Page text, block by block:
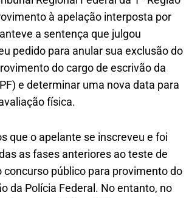
à apelação interposta por
a sentença que julgou
pedido para anular sua exclusão do
do cargo de escrivão da
e determinar uma nova data para
física.
que o apelante se inscreveu e foi
as fases anteriores ao teste de
concurso público para provimento do
da Polícia Federal. No entanto, no